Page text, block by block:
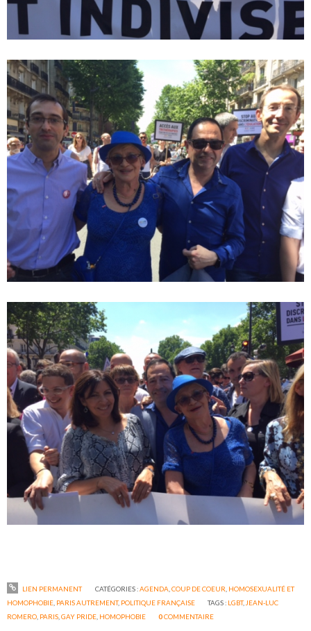
LIEN PERMANENT CATÉGORIES :AGENDA COUP DE COEUR HOMOSEXUALITÉ ET
HOMOPHOBIE PARIS AUTREMENT, POLITIQUE FRANÇAISE TAGS : LGBT, JEAN-LUC
ROMERO PARIS ,GAY PRIDE HOMOPHOBIE 0COMMENTAIRE